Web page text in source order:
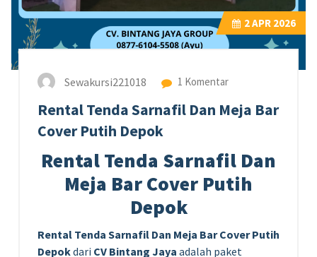
2APR 2026
Sewakursi221018 1 Komentar
Rental Tenda Sarnafil Dan Meja Bar
Cover Putih Depok
Rental Tenda Sarnafil Dan
Meja Bar Cover Putih
Depok
Rental Tenda Sarnafil Dan Meja Bar Cover Putih
Depokdari CV Bintang Jaya adalah paket